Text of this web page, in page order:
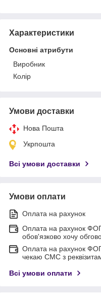
Характеристики
Основні атрибути
Виробник
Колір
Умови доставки
Нова Пошта
Укрпошта
Всі умови доставки
Умови оплати
Оплата на рахунок
Оплата на рахунок
обов'язково хочу
Оплата на рахунок
чекаю СМС з
Всі умови оплати